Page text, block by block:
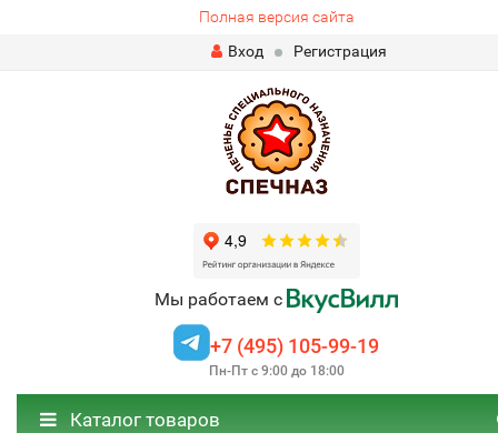
Полная версия сайта
Вход
Регистрация
Мы работаем с
+7 (495) 105-99-19
Пн-Пт с 9:00 до 18:00
Каталог товаров